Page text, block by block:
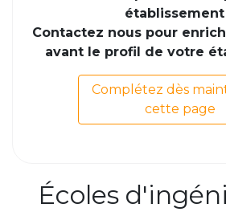
établissement
Contactez nous pour
avant le profil de votre
Complétez dès
cette page
Écoles